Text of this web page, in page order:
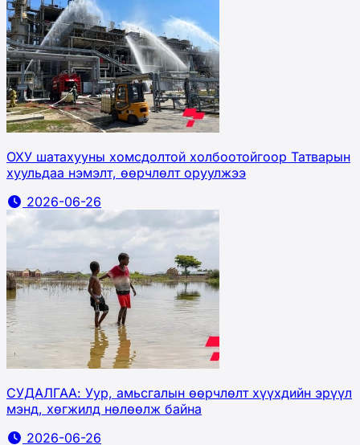
ОХУ шатахууны хомсдолтой холбоотойгоор Татварын
хуульдаа нэмэлт, өөрчлөлт оруулжээ
2026-06-26
СУДАЛГАА: Уур, амьсгалын өөрчлөлт хүүхдийн эрүүл
мэнд, хөгжилд нөлөөлж байна
2026-06-26